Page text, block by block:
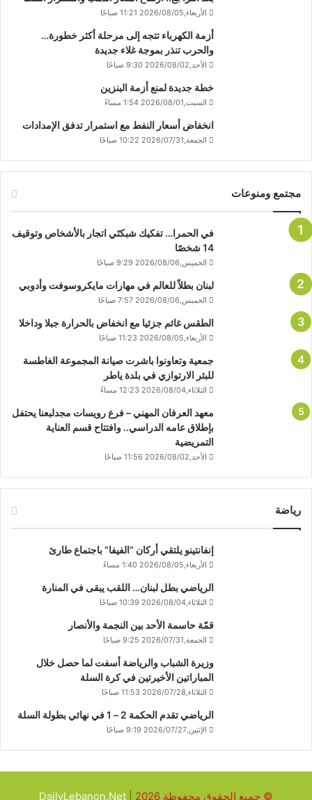
الأربعاء,2026/08/05 11:21 صباحًا
أزمة الكهرباء تتجه إلى مرحلة أكثر خطورة…
والحرب تنذر بموجة غلاء جديدة
الأحد,2026/08/02 9:30 صباحًا
خطة جديدة لمنع أزمة البنزين
السبت,2026/08/01 1:54 مساءً
انخفاض أسعار النفط مع استمرار تدفق الإمدادات
الجمعة,2026/07/31 10:22 صباحًا
مجتمع ومنوعات
في الحمرا… تفكيك شبكتَي اتجار بالأشخاص وتوقيف
14 شخصًا
الخميس,2026/08/06 9:29 صباحًا
لبنان بطلاً للعالم في مهارات مايكروسوفت وأدوبي
الخميس,2026/08/06 7:57 صباحًا
الطقس غائم جزئيا مع انخفاض بالحرارة جبلا وداخلا
الأربعاء,2026/08/05 11:23 صباحًا
جمعية وتعاونوا باشرت صيانة المجموعة الغاطسة
للبئر الارتوازي في بلدة ياطر
الثلاثاء,2026/08/04 12:23 مساءً
معهد العرفان المهني – فرع رويسات مجدلبعنا يحتفل
بإطلاق عامه الدراسي.. وافتتاح قسم العناية
التمريضية
الأحد,2026/08/02 11:56 صباحًا
رياضة
إنفانتينو يلتقي أركان “الفيفا” باجتماع طارئ
الأربعاء,2026/08/05 1:40 مساءً
الرياضي بطل لبنان… اللقب يبقى في المنارة
الثلاثاء,2026/08/04 10:39 صباحًا
قمّة حاسمة الأحد بين النجمة والأنصار
الجمعة,2026/07/31 9:25 صباحًا
وزيرة الشباب والرياضة أسفت لما حصل خلال
المباراتين الأخيرتين في كرة السلة
الثلاثاء,2026/07/28 11:53 صباحًا
الرياضي تقدم الحكمة 2 – 1 في نهائي بطولة السلة
الإثنين,2026/07/27 9:19 صباحًا
© جميع الحقوق محفوظة 2026 | DailyLebanon.Net